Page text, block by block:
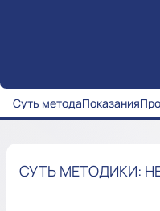
Суть методаПоказания
СУТЬ МЕТОДИКИ: